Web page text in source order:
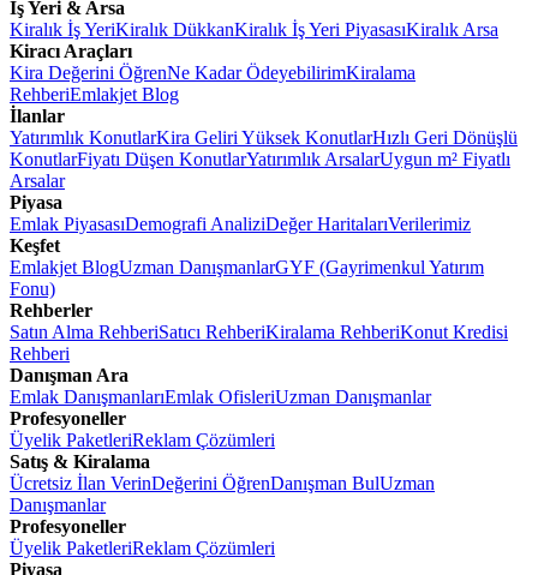
İş Yeri & Arsa
Kiralık İş YeriKiralık DükkanKiralık İş Yeri PiyasasıKiralık Arsa
Kiracı Araçları
Kira Değerini ÖğrenNe Kadar ÖdeyebilirimKiralama
RehberiEmlakjet Blog
İlanlar
Yatırımlık KonutlarKira Geliri Yüksek KonutlarHızlı Geri Dönüşlü
KonutlarFiyatı Düşen KonutlarYatırımlık ArsalarUygun m² Fiyatlı
Arsalar
Piyasa
Emlak PiyasasıDemografi AnaliziDeğer HaritalarıVerilerimiz
Keşfet
Emlakjet BlogUzman DanışmanlarGYF (Gayrimenkul Yatırım
Fonu)
Rehberler
Satın Alma RehberiSatıcı RehberiKiralama RehberiKonut Kredisi
Rehberi
Danışman Ara
Emlak DanışmanlarıEmlak OfisleriUzman Danışmanlar
Profesyoneller
Üyelik PaketleriReklam Çözümleri
Satış & Kiralama
Ücretsiz İlan VerinDeğerini ÖğrenDanışman BulUzman
Danışmanlar
Profesyoneller
Üyelik PaketleriReklam Çözümleri
Piyasa